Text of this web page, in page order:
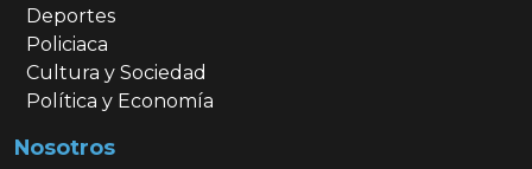
Deportes
Policiaca
Cultura y Sociedad
Política y Economía
Nosotros